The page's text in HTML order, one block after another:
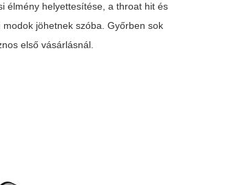
élmény helyettesítése, a throat hit és
jöhetnek szóba. Győrben sok
első vásárlásnál.